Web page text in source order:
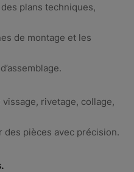
plans techniques,
de montage et les
rivetage, collage,
des pièces avec précision.